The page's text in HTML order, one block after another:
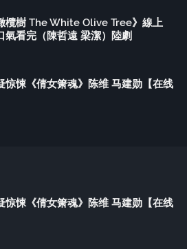
欖樹 The White Olive Tree》線上
氣看完（陳哲遠 梁潔）陸劇
惊悚《倩女箫魂》陈维 马建勋【在线
惊悚《倩女箫魂》陈维 马建勋【在线